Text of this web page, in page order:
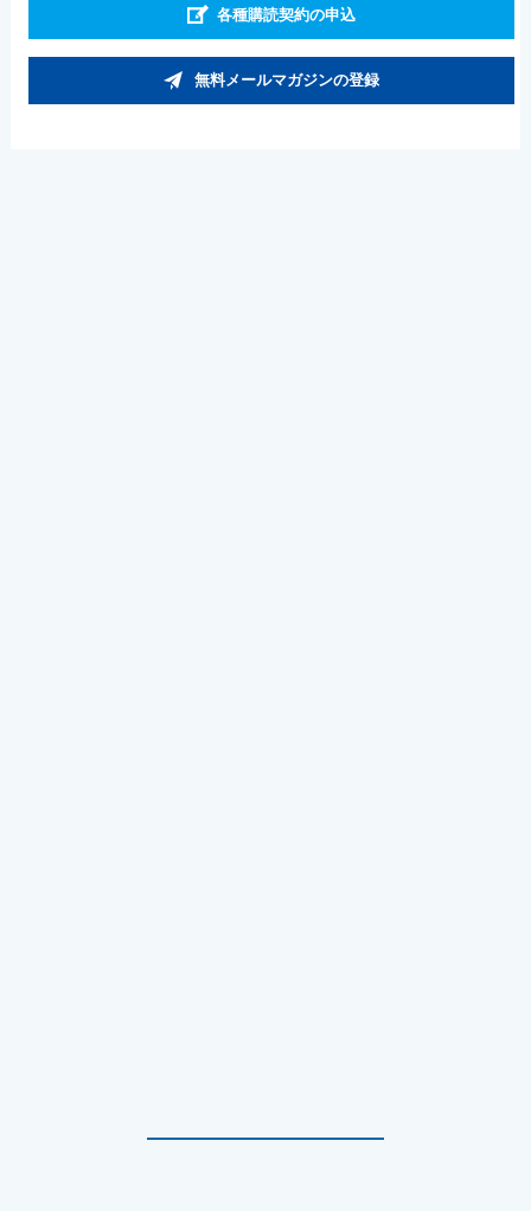
各種購読契約の申込
無料メールマガジンの登録